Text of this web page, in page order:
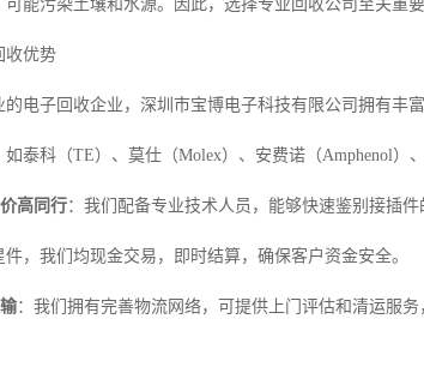
能污染土壤和水源。因此，选择专业回收公司至关重要
收优势
的电子回收企业，深圳市宝博电子科技有限公司拥有丰
如泰科（TE）、莫仕（Molex）、安费诺（Amphenol）
高同行：我们配备专业技术人员，能够快速鉴别接插
件，我们均现金交易，即时结算，确保客户资金安全。
：我们拥有完善物流网络，可提供上门评估和清运服